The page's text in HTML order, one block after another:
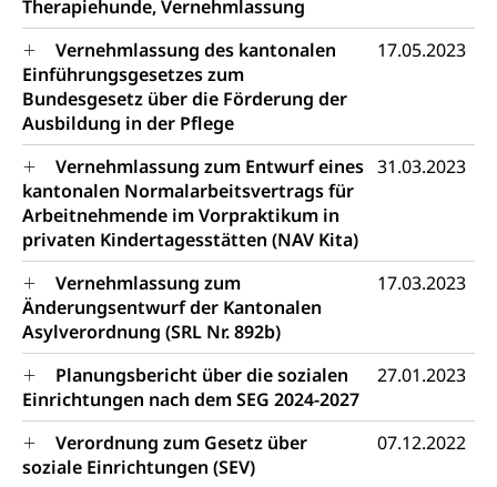
Therapiehunde, Vernehmlassung
Vernehmlassung des kantonalen
Einführungsgesetzes zum
Bundesgesetz über die Förderung der
Ausbildung in der Pflege
17.05.2023
Vernehmlassung zum Entwurf eines
kantonalen Normalarbeitsvertrags für
Arbeitnehmende im Vorpraktikum in
privaten Kindertagesstätten (NAV Kita)
31.03.2023
Vernehmlassung zum
Änderungsentwurf der Kantonalen
Asylverordnung (SRL Nr. 892b)
17.03.2023
Planungsbericht über die sozialen
Einrichtungen nach dem SEG 2024-2027
27.01.2023
Verordnung zum Gesetz über
soziale Einrichtungen (SEV)
07.12.2022
Archiv der Denkmalpflege
Dienststelle Kultur
Kunst & Kultur (Luzern Tourismus)
Kulturförderung
Kulturpolitik, Sprachförderung, Denkmalpflege,
kulturelles Angebot, Kulturerbe, kulturelles Erbe,
Nachwuchsförderung, Vermittlung, Selektive
Förderung, Kulturausschreibungen, Kulturpreis,
Werkbeitrag, Produktionsbeitrag, Recherche,
Bildende Kunst, Angewandte Kunst, Theater/Tanz,
Musik, Entwicklung, Programmbeiträge,
Filmförderung, Regionale Förderfonds,
Werkankäufe, Kunstankäufe, Kunst und Bau, Schule
und Kultur, Kulturgesuche, Kulturvermittlung
Kulturförderung und Vermittlung
Angebote für Schulklassen
Zentralschweizer Filmförderung
Mobilität
Schiene und öffentlicher Verkehr
Schienenverkehr, Zugverkehr, Bahnverkehr,
Transportmittel, öffentlicher Verkehr